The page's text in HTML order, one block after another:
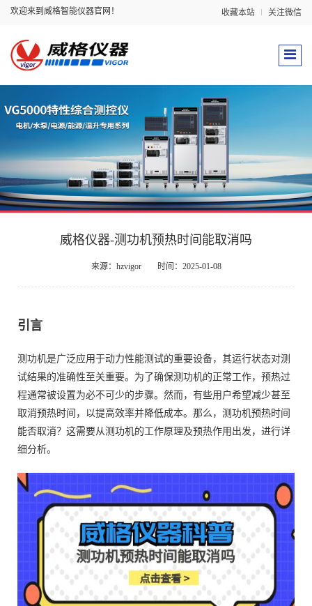
欢迎来到威格智能仪器官网！ 收藏本站 关注微信
威格仪器-测功机预热时间能取消吗
来源：hzvigor 时间：2025-01-08
引言
测功机是广泛应用于动力性能测试的重要设备，其运行状态对测
试结果的准确性至关重要。为了确保测功机的正常工作，预热过
程通常被设置为必不可少的步骤。然而，有些用户希望减少甚至
取消预热时间，以提高效率并降低成本。那么，测功机预热时间
能否取消？这需要从测功机的工作原理及预热作用出发，进行详
细分析。